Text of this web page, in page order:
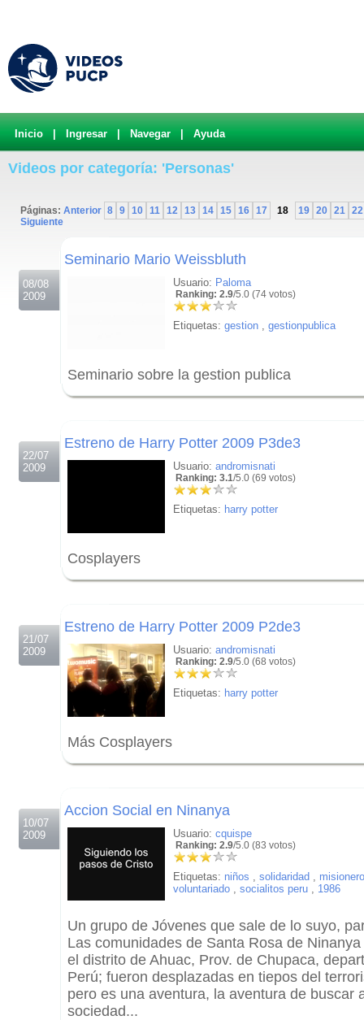
Inicio Ingresar Navegar Ayuda
Videos por categoría: 'Personas'
Páginas: Anterior 8 9 10 11 12 13 14 15 16 17 18 19 20 21 22
Siguiente
08/08
2009
Seminario Mario Weissbluth
Usuario: Paloma
Ranking: 2.9/5.0 (74 votos)
Etiquetas: gestion , gestionpublica
Seminario sobre la gestion publica
22/07
2009
Estreno de Harry Potter 2009 P3de3
Usuario: andromisnati
Ranking: 3.1/5.0 (69 votos)
Etiquetas: harry potter
Cosplayers
21/07
2009
Estreno de Harry Potter 2009 P2de3
Usuario: andromisnati
Ranking: 2.9/5.0 (68 votos)
Etiquetas: harry potter
Más Cosplayers
10/07
2009
Accion Social en Ninanya
Usuario: cquispe
Ranking: 2.9/5.0 (83 votos)
Etiquetas: niños , solidaridad ,
voluntariado , socialitos peru , 1986
Un grupo de Jóvenes que sale de lo suyo,
Las comunidades de Santa Rosa de
el distrito de Ahuac, Prov. de Chupaca,
Perú; fueron desplazadas en tiepos del
pero es una aventura, la aventura de buscar
sociedad...